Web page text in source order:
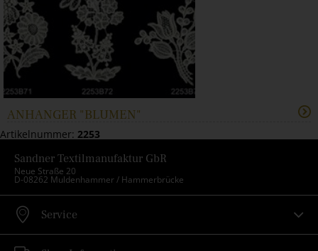
ANHÄNGER "BLUMEN"
Artikelnummer: 2253
Sandner Textilmanufaktur GbR
Neue Straße 20
D-08262 Muldenhammer / Hammerbrücke
Service